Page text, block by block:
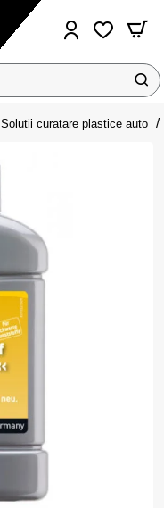
Solutii curatare plastice auto